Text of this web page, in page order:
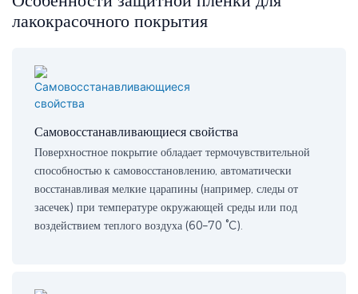
лакокрасочного покрытия
Самовосстанавливающиеся свойства
Поверхностное покрытие обладает термочувствительной
способностью к самовосстановлению, автоматически
восстанавливая мелкие царапины (например, следы от
засечек) при температуре окружающей среды или под
воздействием теплого воздуха (60–70 °C).